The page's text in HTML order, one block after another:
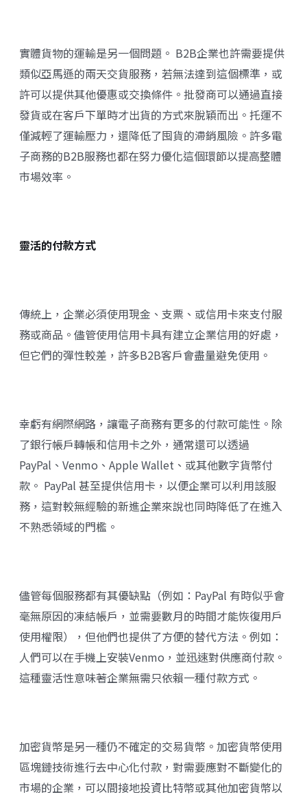
實體貨物的運輸是另一個問題。 B2B企業也許需要提供
類似亞馬遜的兩天交貨服務，若無法達到這個標準，或
許可以提供其他優惠或交換條件。批發商可以通過直接
發貨或在客戶下單時才出貨的方式來脫穎而出。托運不
僅減輕了運輸壓力，還降低了囤貨的滯銷風險。許多電
子商務的B2B服務也都在努力優化這個環節以提高整體
市場效率。
靈活的付款方式
傳統上，企業必須使用現金、支票、或信用卡來支付服
務或商品。儘管使用信用卡具有建立企業信用的好處，
但它們的彈性較差，許多B2B客戶會盡量避免使用。
幸虧有網際網路，讓電子商務有更多的付款可能性。除
了銀行帳戶轉帳和信用卡之外，通常還可以透過
PayPal、Venmo、Apple Wallet、或其他數字貨幣付
款。 PayPal 甚至提供信用卡，以便企業可以利用該服
務，這對較無經驗的新進企業來說也同時降低了在進入
不熟悉領域的門檻。
儘管每個服務都有其優缺點（例如：PayPal 有時似乎會
毫無原因的凍結帳戶，並需要數月的時間才能恢復用戶
使用權限），但他們也提供了方便的替代方法。例如：
人們可以在手機上安裝Venmo，並迅速對供應商付款。
這種靈活性意味著企業無需只依賴一種付款方式。
加密貨幣是另一種仍不確定的交易貨幣。加密貨幣使用
區塊鏈技術進行去中心化付款，對需要應對不斷變化的
市場的企業，可以間接地投資比特幣或其他加密貨幣以